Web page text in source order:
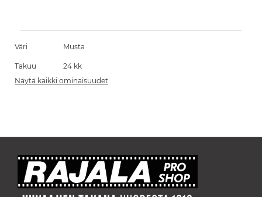
Väri Musta
Takuu
24 kk
Näytä kaikki ominaisuudet